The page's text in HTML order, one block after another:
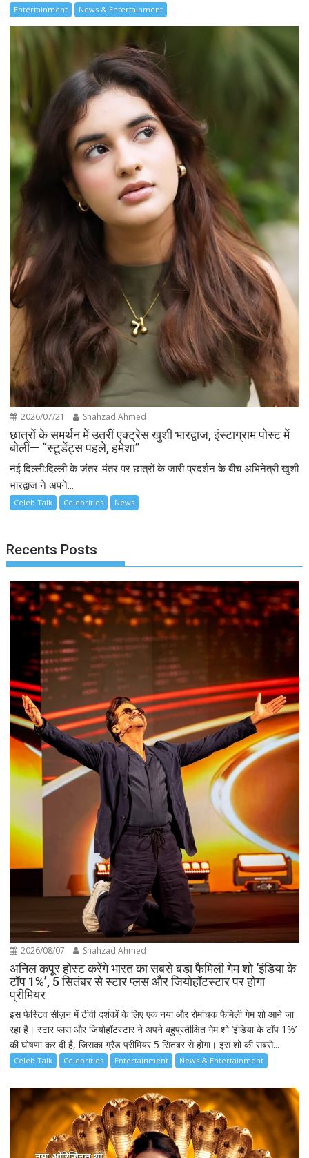
Entertainment News & Entertainment
2026/07/21 Shahzad Ahmed
छात्रों के समर्थन में उतरीं एक्ट्रेस खुशी भारद्वाज, इंस्टाग्राम पोस्ट में
बोलीं— “स्टूडेंट्स पहले, हमेशा”
नई दिल्ली:दिल्ली के जंतर-मंतर पर छात्रों के जारी प्रदर्शन के बीच अभिनेत्री खुशी
भारद्वाज ने अपने...
Celeb Talk Celebrities News
Recents Posts
2026/08/07 Shahzad Ahmed
अनिल कपूर होस्ट करेंगे भारत का सबसे बड़ा फैमिली गेम शो ‘इंडिया के
टॉप 1%’, 5 सितंबर से स्टार प्लस और जियोहॉटस्टार पर होगा
प्रीमियर
इस फेस्टिव सीज़न में टीवी दर्शकों के लिए एक नया और रोमांचक फैमिली गेम शो आने जा
रहा है। स्टार प्लस और जियोहॉटस्टार ने अपने बहुप्रतीक्षित गेम शो ‘इंडिया के टॉप 1%’
की घोषणा कर दी है, जिसका ग्रैंड प्रीमियर 5 सितंबर से होगा। इस शो की सबसे...
Celeb Talk Celebrities Entertainment News & Entertainment